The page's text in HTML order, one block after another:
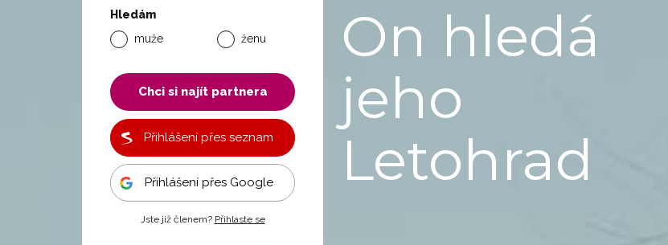
Hledám
muže
ženu
Chci si najít partnera
Přihlášení přes seznam
Přihlášení přes Google
Jste již členem? Přihlaste se
On hledá
jeho
Letohrad